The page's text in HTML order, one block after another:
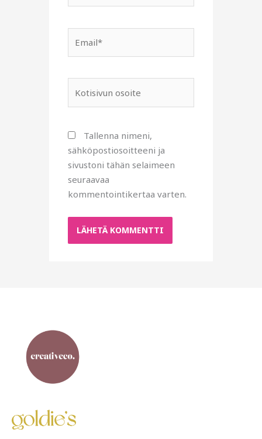
osoite
Tallenna nimeni,
sähköpostiosoitteeni ja
sivustoni tähän selaimeen
seuraavaa
kommentointikertaa varten.